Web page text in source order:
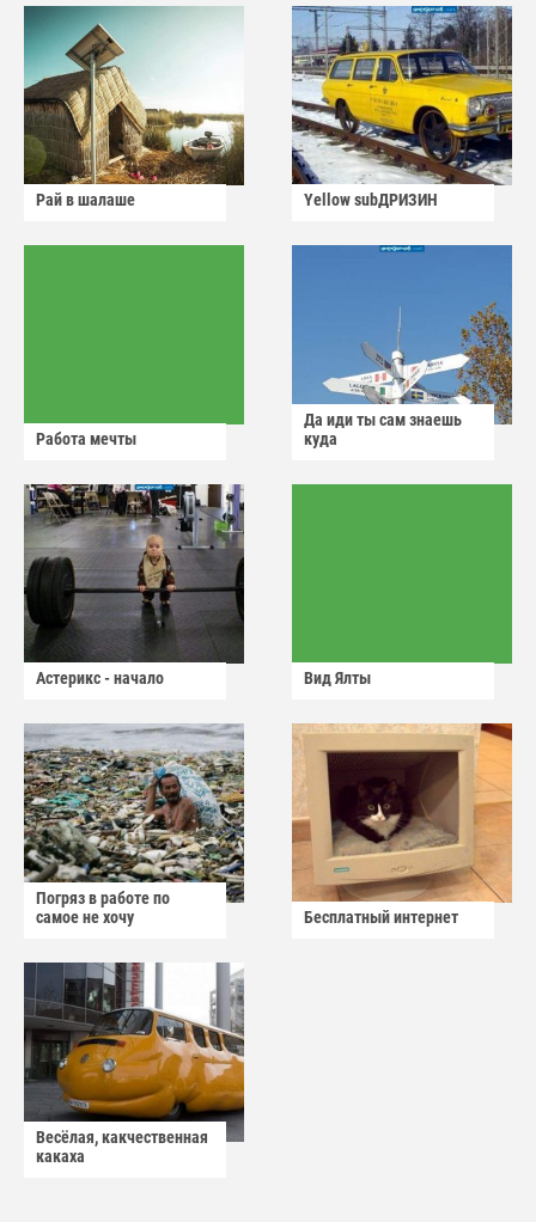
Рай в шалаше Yellow subДРИЗИН
Работа мечты
Да иди ты сам знаешь
куда
Астерикс - начало Вид Ялты
Погряз в работе по
самое не хочу
Бесплатный интернет
Весёлая, какчественная
какаха